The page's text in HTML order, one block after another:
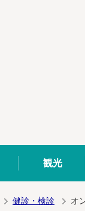
観光
健診・検診 オ